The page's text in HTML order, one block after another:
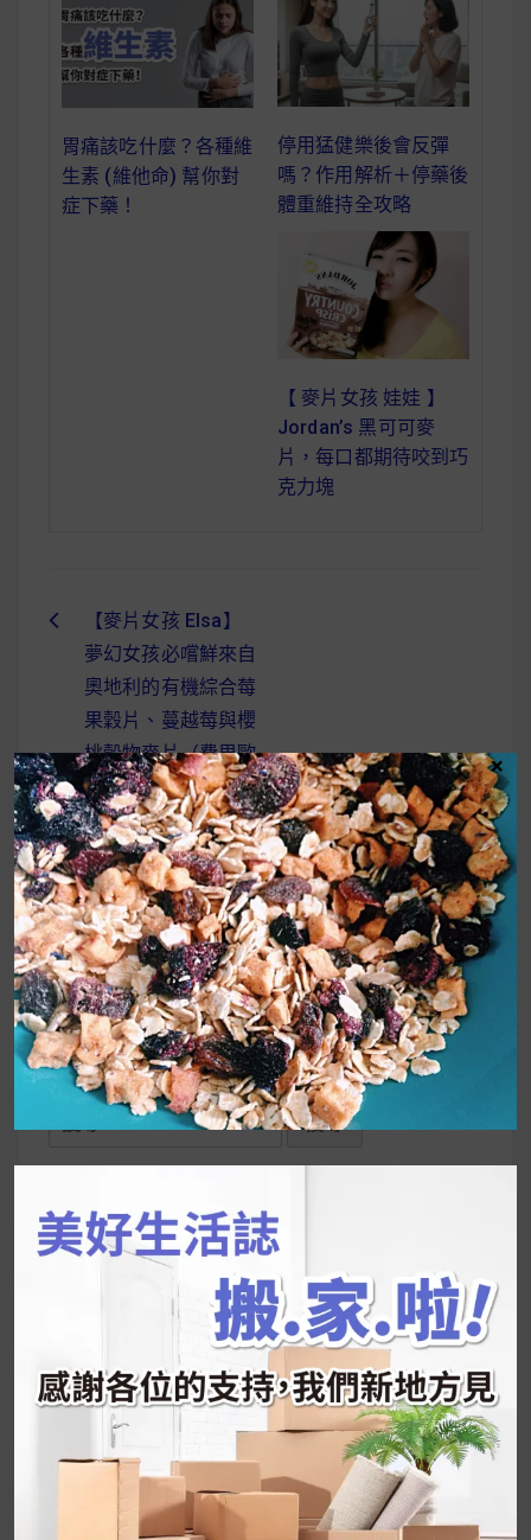
純素料理食譜
蔬食純素餐廳推薦
胃痛該吃什麼？各種維
生素 (維他命) 幫你對
症下藥！
停用猛健樂後會反彈
嗎？作用解析＋停藥後
體重維持全攻略
【 麥片女孩 娃娃 】
Jordan’s 黑可可麥
片，每口都期待咬到巧
克力塊
文
覽
【麥片女孩 Elsa】
夢幻女孩必嚐鮮來自
奧地利的有機綜合莓
果穀片、蔓越莓與櫻
桃穀物麥片（費里歐
系列）
UrMart 為你打造理想生活
鍵
字:
近期文章
韓國人為什麼不容易胖？
揭秘明星、網紅熱
好吃的蛋白點心還有好玩的運動小遊戲！今年過
年已經等不及帶這盒跟我的親戚、朋友們一起分
享～
2026 過年禮盒推薦｜五款百元健康伴手禮
停用猛健樂後會反彈嗎？作用解析＋停藥後體重
×